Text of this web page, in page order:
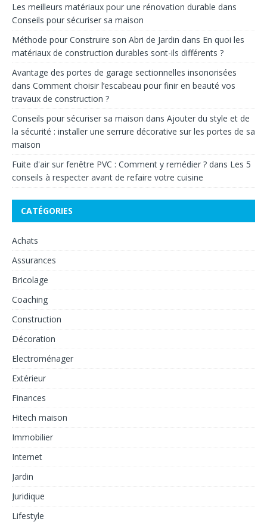
Les meilleurs matériaux pour une rénovation durable dans
Conseils pour sécuriser sa maison
Méthode pour Construire son Abri de Jardin dans En quoi les
matériaux de construction durables sont-ils différents ?
Avantage des portes de garage sectionnelles insonorisées
dans Comment choisir l’escabeau pour finir en beauté vos
travaux de construction ?
Conseils pour sécuriser sa maison dans Ajouter du style et de
la sécurité : installer une serrure décorative sur les portes de sa
maison
Fuite d'air sur fenêtre PVC : Comment y remédier ? dans Les 5
conseils à respecter avant de refaire votre cuisine
CATÉGORIES
Achats
Assurances
Bricolage
Coaching
Construction
Décoration
Electroménager
Extérieur
Finances
Hitech maison
Immobilier
Internet
Jardin
Juridique
Lifestyle